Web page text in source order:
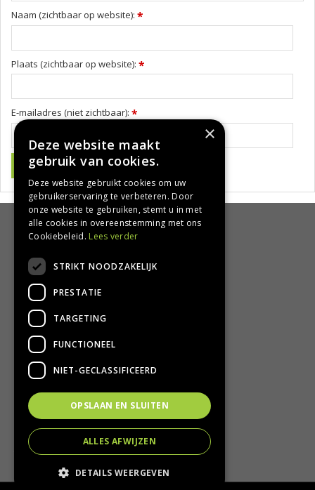
Naam (zichtbaar op website): *
Plaats (zichtbaar op website): *
E-mailadres (niet zichtbaar): *
HANDIG
Bezorgen en afhalen
Algemene voorwaarden
Privacy Policy
Privacy statement
CONTACT
Groencentrum Hoogeveen
Nijstad 11
7909 HS Hoogeveen
0528-251380
info@groencentrumhoogeveen.nl
×
Deze website maakt
gebruik van cookies.
Deze website gebruikt cookies om uw
gebruikerservaring te verbeteren. Door
onze website te gebruiken, stemt u in met
alle cookies in overeenstemming met ons
Cookiebeleid. Lees verder
STRIKT NOODZAKELIJK
PRESTATIE
TARGETING
FUNCTIONEEL
NIET-GECLASSIFICEERD
OPSLAAN EN SLUITEN
ALLES AFWIJZEN
DETAILS WEERGEVEN